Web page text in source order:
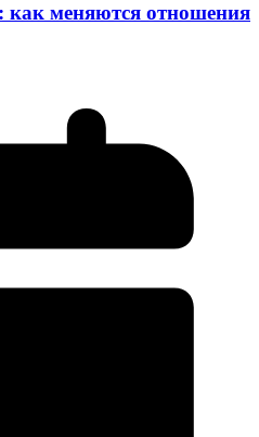
как меняются отношения